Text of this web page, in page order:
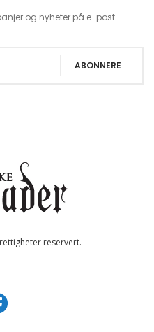
og nyheter på e-post.
ABONNERE
reservert.